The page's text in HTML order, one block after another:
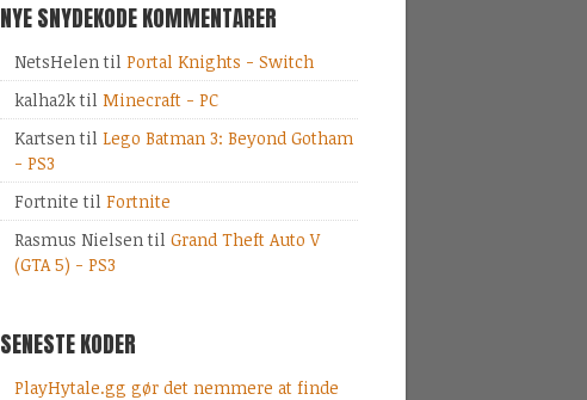
NYE SNYDEKODE KOMMENTARER
NetsHelentil Portal Knights - Switch
kalha2ktil Minecraft - PC
Kartsentil Lego Batman 3: Beyond Gotham
- PS3
Fortnite til Fortnite
Rasmus Nielsentil Grand Theft Auto V
(GTA 5) - PS3
SENESTE KODER
PlayHytale.gg gør det nemmere at finde